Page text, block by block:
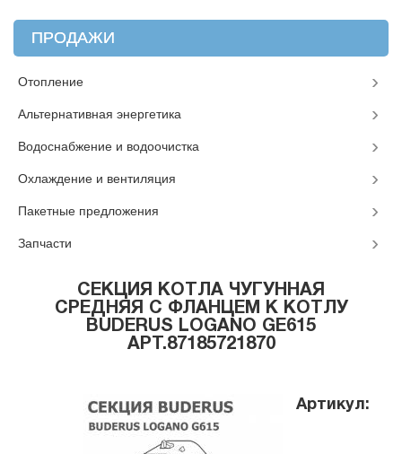
СЕКЦИЯ КОТЛА ЧУГУННАЯ
СРЕДНЯЯ С ФЛАНЦЕМ К КОТЛУ
BUDERUS LOGANO GE615
АРТ.87185721870
Артикул:
ПРОДАЖИ
Отопление
Альтернативная энергетика
Водоснабжение и водоочистка
Охлаждение и вентиляция
Пакетные предложения
Запчасти